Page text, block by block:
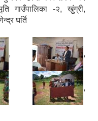
गाउँपालिका -२, खुंग्री,
घर्ति
, ,
, ,